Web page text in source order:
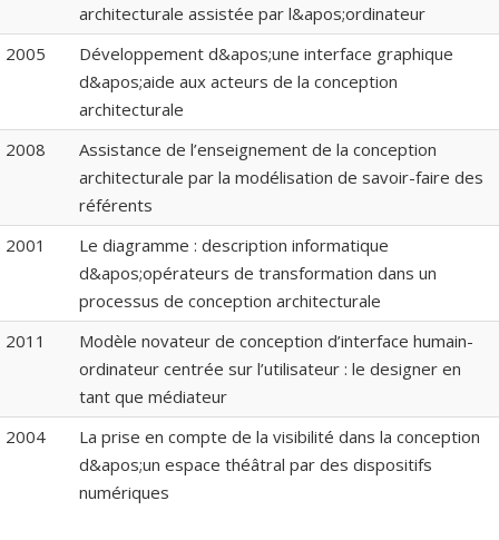
architecturale assistée par l&apos;ordinateur
2005
Développement d&apos;une interface graphique
d&apos;aide aux acteurs de la conception
architecturale
2008
Assistance de l’enseignement de la conception
architecturale par la modélisation de savoir-faire des
référents
2001
Le diagramme : description informatique
d&apos;opérateurs de transformation dans un
processus de conception architecturale
2011
Modèle novateur de conception d’interface humain-
ordinateur centrée sur l’utilisateur : le designer en
tant que médiateur
2004
La prise en compte de la visibilité dans la conception
d&apos;un espace théâtral par des dispositifs
numériques